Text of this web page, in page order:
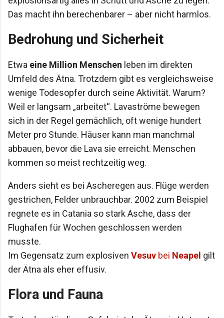
Das macht ihn berechenbarer – aber nicht harmlos.
Bedrohung und Sicherheit
Etwa eine Million Menschen leben im direkten
Umfeld des Ätna. Trotzdem gibt es vergleichsweise
wenige Todesopfer durch seine Aktivität. Warum?
Weil er langsam „arbeitet“. Lavaströme bewegen
sich in der Regel gemächlich, oft wenige hundert
Meter pro Stunde. Häuser kann man manchmal
abbauen, bevor die Lava sie erreicht. Menschen
kommen so meist rechtzeitig weg.
Anders sieht es bei Ascheregen aus. Flüge werden
gestrichen, Felder unbrauchbar. 2002 zum Beispiel
regnete es in Catania so stark Asche, dass der
Flughafen für Wochen geschlossen werden
musste.
Im Gegensatz zum explosiven Vesuv bei Neapel gilt
der Ätna als eher effusiv.
Flora und Fauna